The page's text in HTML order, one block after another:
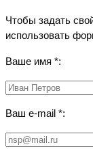
Чтобы задать
использовать
Ваше имя *:
Ваш e-mail *: